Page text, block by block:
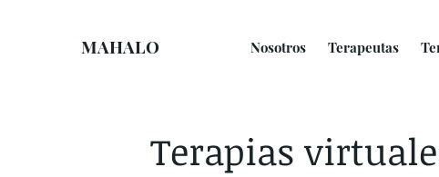
MAHALO Nosotros Terapeutas
Terapias